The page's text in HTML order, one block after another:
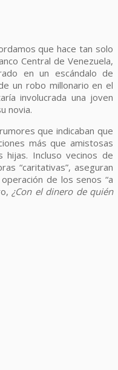
que hace tan solo
Central de Venezuela,
en un escándalo de
un robo millonario en el
involucrada una joven
novia.
que indicaban que
más que amistosas
Incluso vecinos de
“caritativas”, aseguran
de los senos “a
¿Con el dinero de quién